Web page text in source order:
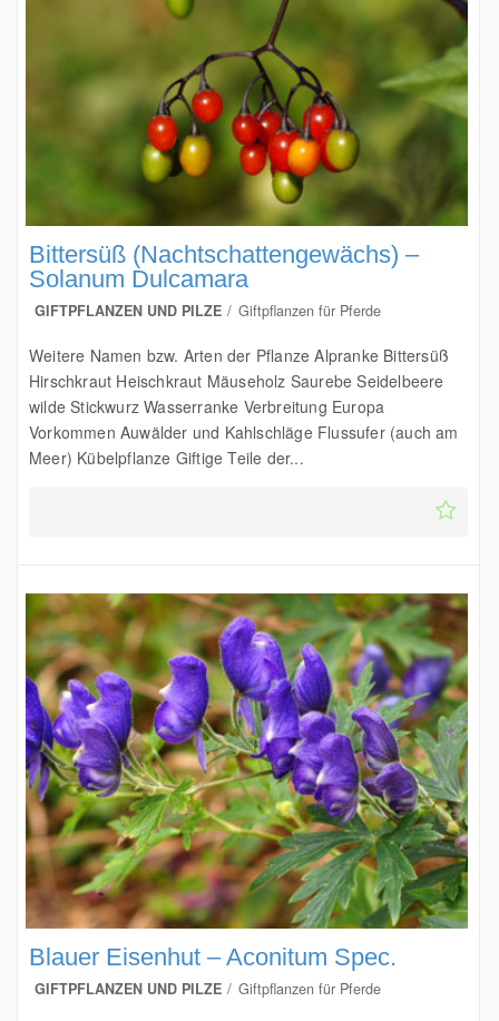
Bittersüß (Nachtschattengewächs) –
Solanum Dulcamara
GIFTPFLANZEN UND PILZE Giftpflanzen für Pferde
Weitere Namen bzw. Arten der Pflanze Alpranke Bittersüß
Hirschkraut Heischkraut Mäuseholz Saurebe Seidelbeere
wilde Stickwurz Wasserranke Verbreitung Europa
Vorkommen Auwälder und Kahlschläge Flussufer (auch am
Meer) Kübelpflanze Giftige Teile der...
Blauer Eisenhut – Aconitum Spec.
GIFTPFLANZEN UND PILZE Giftpflanzen für Pferde